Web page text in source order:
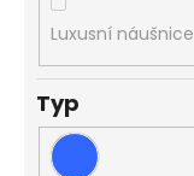
Luxusní náušnice
Typ